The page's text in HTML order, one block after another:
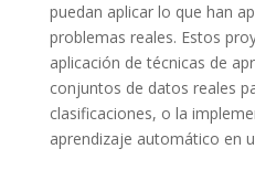
puedan aplicar lo que han
problemas reales. Estos
aplicación de técnicas de
conjuntos de datos reales
clasificaciones, o la
aprendizaje automático en